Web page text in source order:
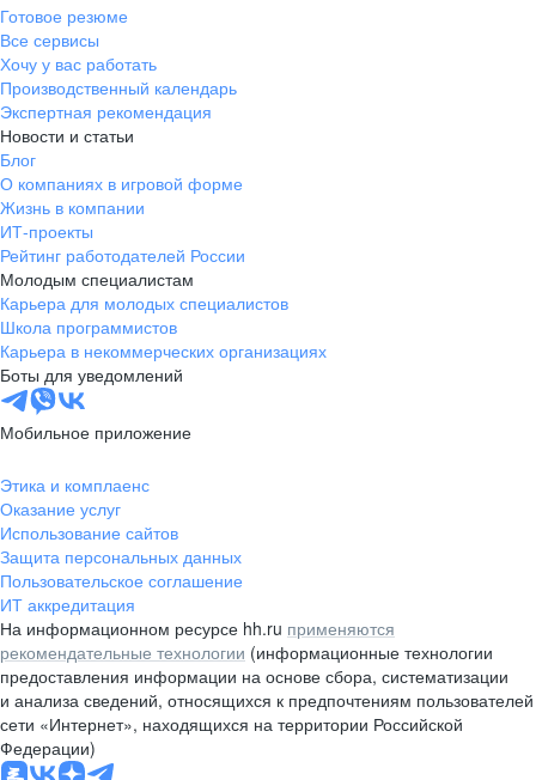
Готовое резюме
Все сервисы
Хочу у вас работать
Производственный календарь
Экспертная рекомендация
Новости и статьи
Блог
О компаниях в игровой форме
Жизнь в компании
ИТ-проекты
Рейтинг работодателей России
Молодым специалистам
Карьера для молодых специалистов
Школа программистов
Карьера в некоммерческих организациях
Боты для уведомлений
Мобильное приложение
Этика и комплаенс
Оказание услуг
Использование сайтов
Защита персональных данных
Пользовательское соглашение
ИТ аккредитация
На информационном ресурсе hh.ru применяются
рекомендательные технологии (информационные технологии
предоставления информации на основе сбора, систематизации
и анализа сведений, относящихся к предпочтениям пользователей
сети «Интернет», находящихся на территории Российской
Федерации)